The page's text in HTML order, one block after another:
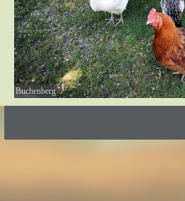
Buchenberg